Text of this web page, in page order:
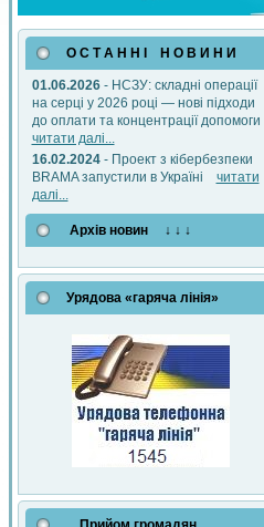
О С Т А Н Н І Н О В И Н И
01.06.2026- НСЗУ: складні операції
на серці у 2026 році — нові підходи
до оплати та концентрації допомоги
читати далі...
16.02.2024- Проект з кібербезпеки
BRAMA запустили в Україні читати
далі...
Архів новин ↓ ↓ ↓
Урядова «гаряча лінія»